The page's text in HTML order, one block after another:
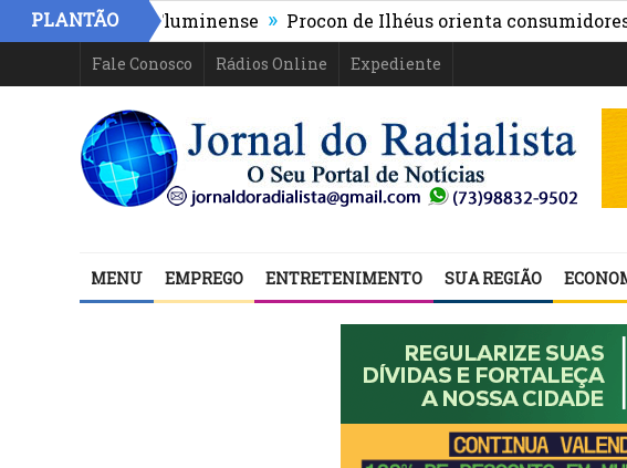
PLANTÃO
o apático Fluminense » Procon de Ilhéus orienta consumidores
Fale Conosco Rádios Online Expediente
MENU EMPREGO ENTRETENIMENTO SUA REGIÃO